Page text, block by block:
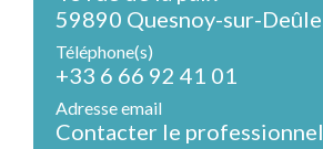
59890 Quesnoy-sur-Deûle
Téléphone(s)
+33 6 66 92 41 01
Adresse email
Contacter le professionnel